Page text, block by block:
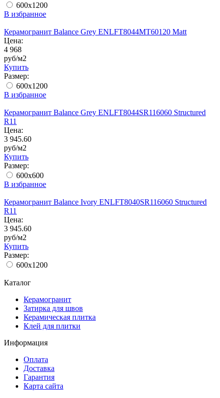
600x1200
В избранное
Керамогранит Balance Grey ENLFT8044MT60120 Matt
Цена:
4 968
руб/м2
Купить
Размер:
600x1200
В избранное
Керамогранит Balance Grey ENLFT8044SR116060 Structured
R11
Цена:
3 945.60
руб/м2
Купить
Размер:
600x600
В избранное
Керамогранит Balance Ivory ENLFT8040SR116060 Structured
R11
Цена:
3 945.60
руб/м2
Купить
Размер:
600x1200
Каталог
Керамогранит
Затирка для швов
Керамическая плитка
Клей для плитки
Информация
Оплата
Доставка
Гарантия
Карта сайта